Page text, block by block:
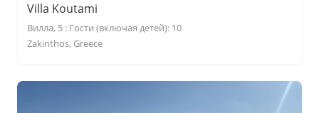
Villa Koutami
Вилла, 5 : Гости (включая детей): 10
Zakinthos, Greece